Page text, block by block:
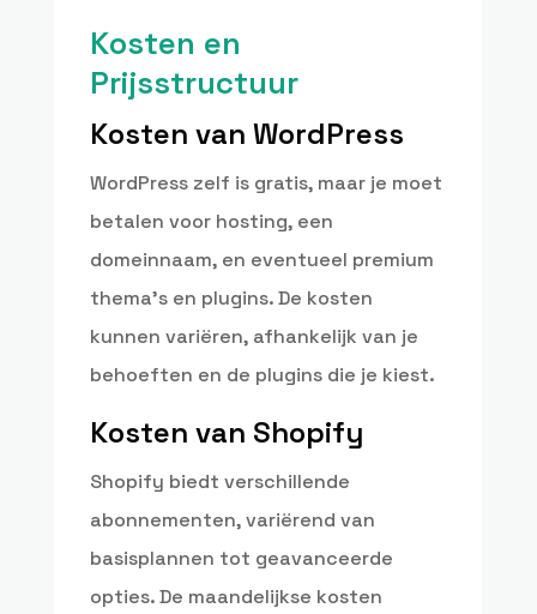
Kosten en
Prijsstructuur
Kosten van WordPress
WordPress zelf is gratis, maar je moet
betalen voor hosting, een
domeinnaam, en eventueel premium
thema’s en plugins. De kosten
kunnen variëren, afhankelijk van je
behoeften en de plugins die je kiest.
Kosten van Shopify
Shopify biedt verschillende
abonnementen, variërend van
basisplannen tot geavanceerde
opties. De maandelijkse kosten